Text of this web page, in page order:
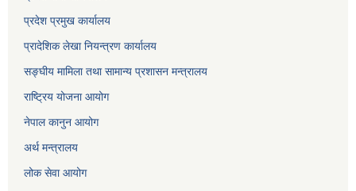
प्रदेश प्रमुख कार्यालय
प्रादेशिक लेखा नियन्त्रण कार्यालय
सङ्‍घीय मामिला तथा सामान्य प्रशासन मन्त्रालय
राष्ट्रिय योजना आयोग
नेपाल कानुन आयोग
अर्थ मन्त्रालय
लोक सेवा आयोग